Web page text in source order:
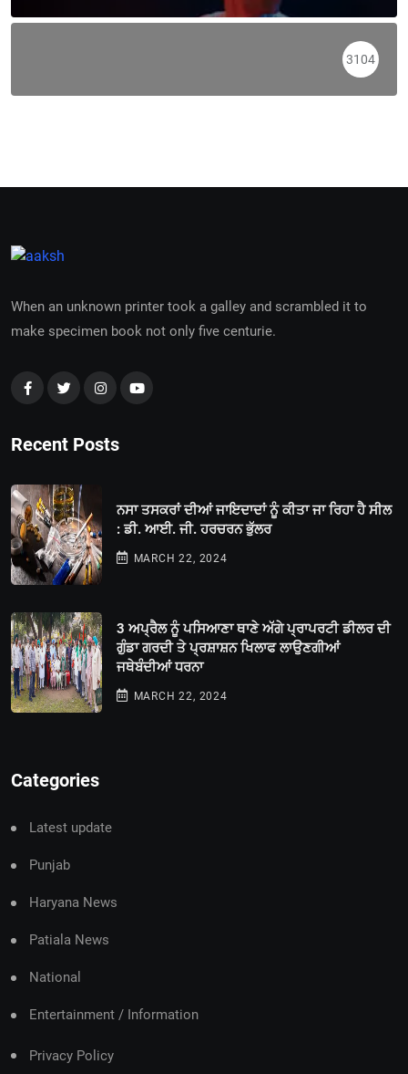
3104
When an unknown printer took a galley and scrambled it to
make specimen book not only five centurie.
Recent Posts
ਨਸਾ ਤਸਕਰਾਂ ਦੀਆਂ ਜਾਇਦਾਦਾਂ ਨੂੰ ਕੀਤਾ ਜਾ ਰਿਹਾ ਹੈ ਸੀਲ
: ਡੀ. ਆਈ. ਜੀ. ਹਰਚਰਨ ਭੁੱਲਰ
MARCH 22, 2024
3 ਅਪ੍ਰੈਲ ਨੂੰ ਪਸਿਆਣਾ ਥਾਣੇ ਅੱਗੇ ਪ੍ਰਾਪਰਟੀ ਡੀਲਰ ਦੀ
ਗੁੰਡਾ ਗਰਦੀ ਤੇ ਪ੍ਰਸ਼ਾਸ਼ਨ ਖਿਲਾਫ ਲਾਉਣਗੀਆਂ
ਜਥੇਬੰਦੀਆਂ ਧਰਨਾ
MARCH 22, 2024
Categories
Latest update
Punjab
Haryana News
Patiala News
National
Entertainment / Information
Privacy Policy